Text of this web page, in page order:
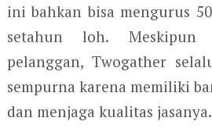
ini bahkan bisa mengurus
setahun loh. Meskipun
pelanggan, Twogather
sempurna karena memiliki
dan menjaga kualitas jasanya.